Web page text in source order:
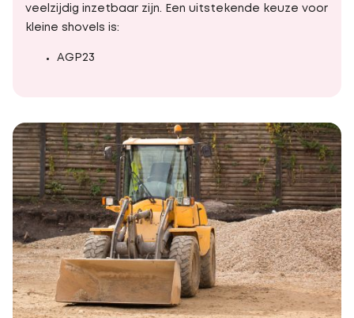
veelzijdig inzetbaar zijn. Een uitstekende keuze voor
kleine shovels is:
AGP23